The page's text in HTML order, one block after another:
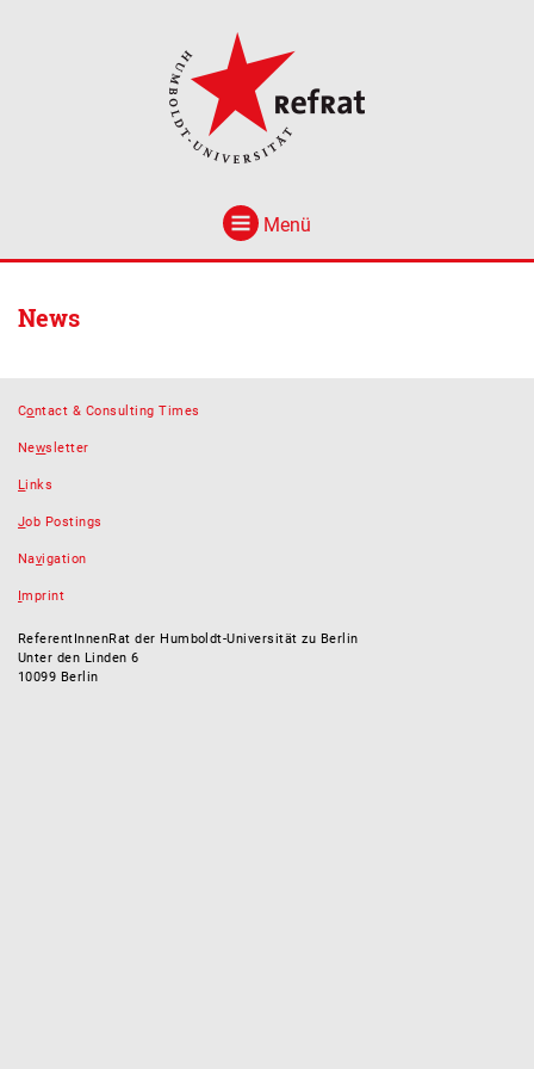
Menü
News
Contact & Consulting Times
Newsletter
Links
Job Postings
Navigation
Imprint
ReferentInnenRat der Humboldt-Universität zu Berlin
Unter den Linden 6
10099 Berlin